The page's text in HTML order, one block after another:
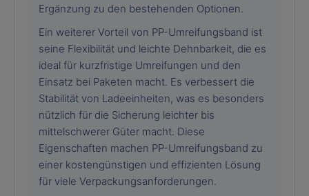
Ergänzung zu den bestehenden Optionen.
Ein weiterer Vorteil von PP-Umreifungsband ist
seine Flexibilität und leichte Dehnbarkeit, die es
ideal für kurzfristige Umreifungen und den
Einsatz bei Paketen macht. Es verbessert die
Stabilität von Ladeeinheiten, was es besonders
nützlich für die Sicherung leichter bis
mittelschwerer Güter macht. Diese
Eigenschaften machen PP-Umreifungsband zu
einer kostengünstigen und effizienten Lösung
für viele Verpackungsanforderungen.